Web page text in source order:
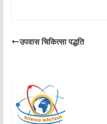
उपवास चिकित्सा पद्धति